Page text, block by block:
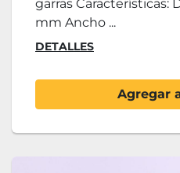
garras Características:
mm Ancho ...
DETALLES
Agregar